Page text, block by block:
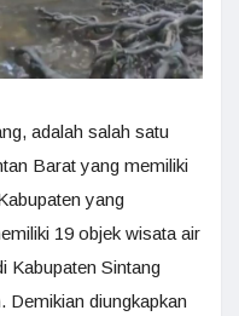
adalah salah satu
Barat yang memiliki
yang
19 objek wisata air
Kabupaten Sintang
Demikian diungkapkan